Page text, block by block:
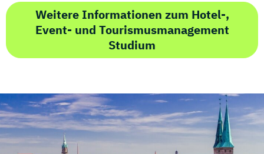
Weitere Informationen zum Hotel-,
Event- und Tourismusmanagement
Studium